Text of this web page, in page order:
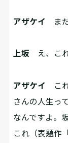
アザケイ ま
上坂 え、こ
アザケイ
こ
さんの人生っ
なんですよ。
これ（表題作